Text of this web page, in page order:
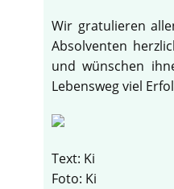
Wir gratulieren
Absolventen
und wünschen
Lebensweg viel
Text: Ki
Foto: Ki